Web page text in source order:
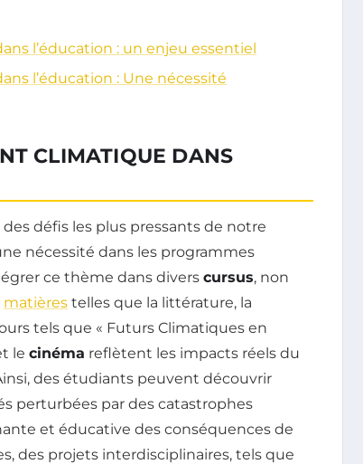
l’éducation : un enjeu essentiel
l’éducation : Une nécessité
CLIMATIQUE DANS
des défis les plus pressants de notre
nécessité dans les programmes
ce thème dans divers cursus, non
matières telles que la littérature, la
tels que « Futurs Climatiques en
le cinéma reflètent les impacts réels du
des étudiants peuvent découvrir
perturbées par des catastrophes
et éducative des conséquences de
des projets interdisciplinaires, tels que